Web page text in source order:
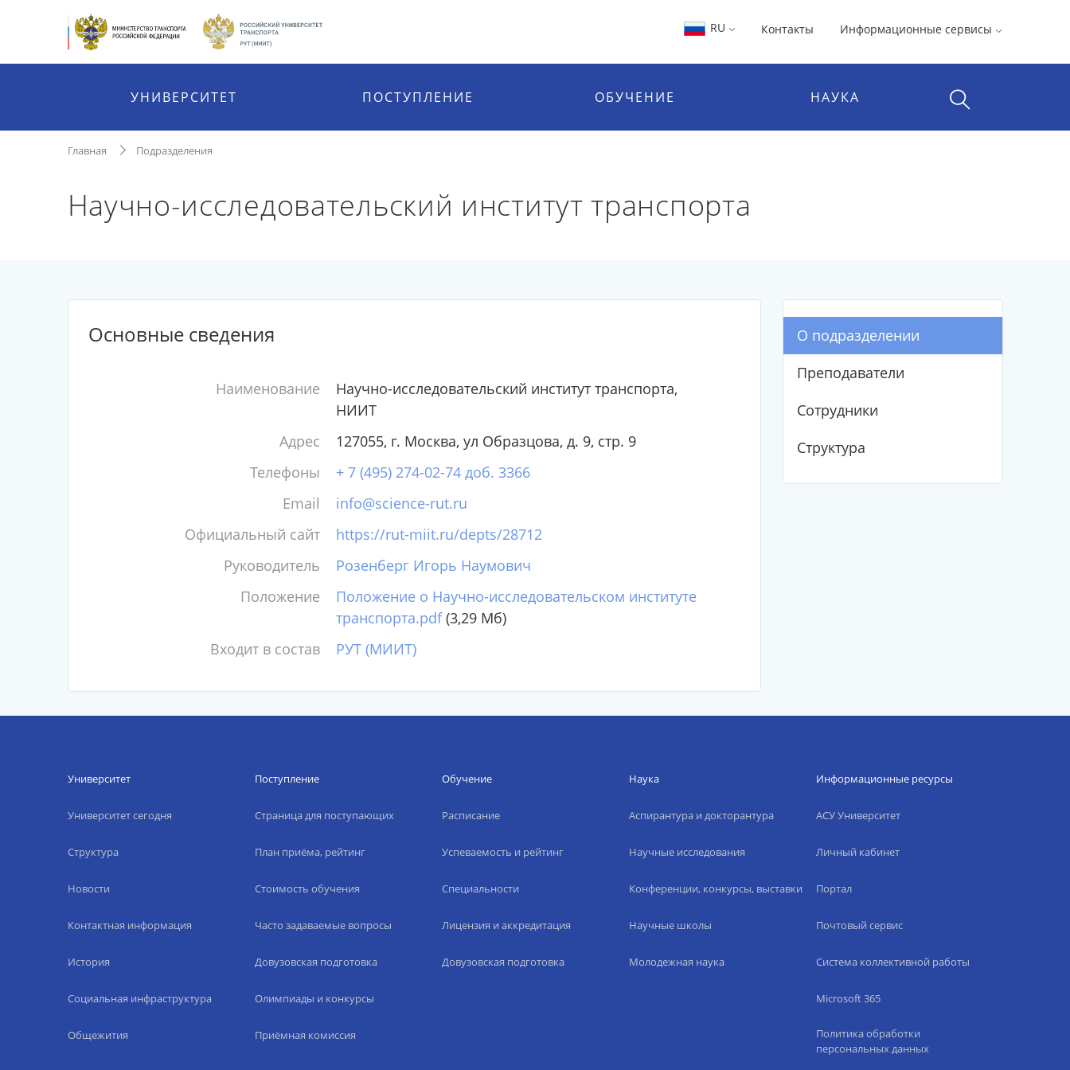
RU Контакты Информационные сервисы
УНИВЕРСИТЕТ ПОСТУПЛЕНИЕ ОБУЧЕНИЕ НАУКА
Главная Подразделения
Научно-исследовательский институт транспорта
Основные сведения
Наименование
Научно-исследовательский институт транспорта,
НИИТ
Адрес
127055, г. Москва, ул Образцова, д. 9, стр. 9
Телефоны
+ 7 (495) 274-02-74 доб. 3366
Email
info@science-rut.ru
Официальный сайт
https://rut-miit.ru/depts/28712
Руководитель
Розенберг Игорь Наумович
Положение
Положение о Научно-исследовательском институте
транспорта.pdf(3,29 Мб)
Входит в состав
РУТ (МИИТ)
О подразделении
Преподаватели
Сотрудники
Структура
Университет
Университет сегодня
Структура
Новости
Контактная информация
История
Социальная инфраструктура
Общежития
Поступление
Страница для поступающих
План приёма, рейтинг
Стоимость обучения
Часто задаваемые вопросы
Довузовская подготовка
Олимпиады и конкурсы
Приёмная комиссия
Обучение
Расписание
Успеваемость и рейтинг
Специальности
Лицензия и аккредитация
Довузовская подготовка
Наука
Аспирантура и докторантура
Научные исследования
Конференции, конкурсы, выставки
Научные школы
Молодежная наука
Информационные ресурсы
АСУ Университет
Личный кабинет
Портал
Почтовый сервис
Система коллективной работы
Microsoft 365
Политика обработки
персональных данных